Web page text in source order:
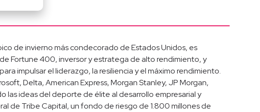
de invierno más condecorado de Estados Unidos, es
Fortune 400, inversor y estratega de alto rendimiento, y
impulsar el liderazgo, la resiliencia y el máximo rendimiento.
Delta, American Express, Morgan Stanley, JP Morgan,
las ideas del deporte de élite al desarrollo empresarial y
de Tribe Capital, un fondo de riesgo de 1.800 millones de